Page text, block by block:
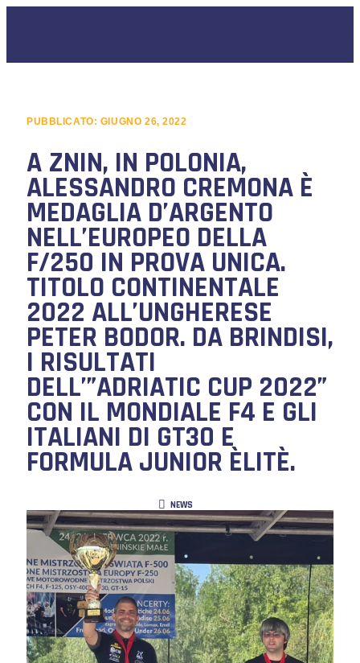
PUBBLICATO: GIUGNO 26, 2022
A ZNIN, IN POLONIA,
ALESSANDRO CREMONA È
MEDAGLIA D’ARGENTO
NELL’EUROPEO DELLA
F/250 IN PROVA UNICA.
TITOLO CONTINENTALE
2022 ALL’UNGHERESE
PETER BODOR. DA BRINDISI,
I RISULTATI
DELL’”ADRIATIC CUP 2022”
CON IL MONDIALE F4 E GLI
ITALIANI DI GT30 E
FORMULA JUNIOR ÈLITÈ.
NEWS